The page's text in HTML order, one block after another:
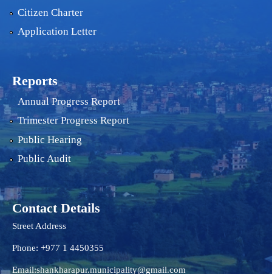
Citizen Charter
Application Letter
Reports
Annual Progress Report
Trimester Progress Report
Public Hearing
Public Audit
Contact Details
Street Address
Phone: +977 1 4450355
Email:shankharapur.municipality@gmail.com